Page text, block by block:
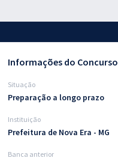
Informações do Concurso
Situação
Preparação a longo prazo
Instituição
Prefeitura de Nova Era - MG
Banca anterior